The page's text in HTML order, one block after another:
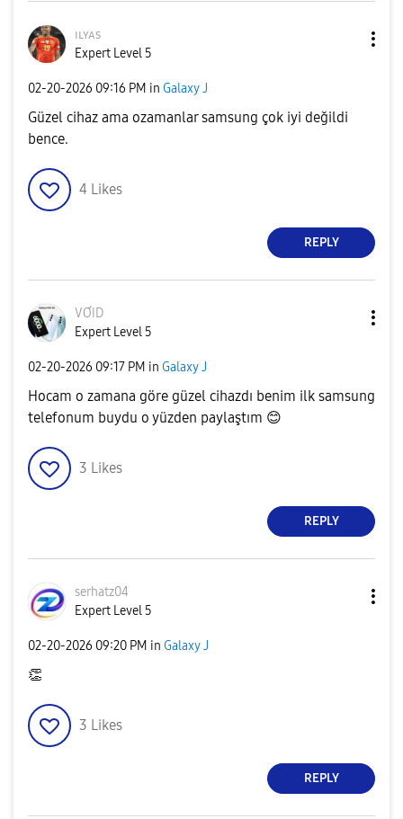
ɪʟʏᴀs
Expert Level 5
‎02-20-2026 09:16 PM in Galaxy J
Güzel cihaz ama ozamanlar samsung çok iyi değildi
bence.
4 Likes
REPLY
VƠID
Expert Level 5
‎02-20-2026 09:17 PM in Galaxy J
Hocam o zamana göre güzel cihazdı benim ilk samsung
telefonum buydu o yüzden paylaştım 😊
3 Likes
REPLY
serhatz04
Expert Level 5
‎02-20-2026 09:20 PM in Galaxy J
👏
3 Likes
REPLY